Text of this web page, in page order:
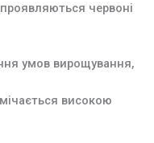
червоні
умов вирощування,
високою